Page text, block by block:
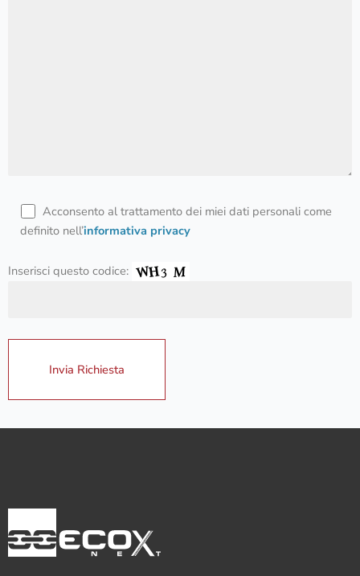
Acconsento al trattamento dei miei dati personali come
definito nell’informativa privacy
Inserisci questo codice: